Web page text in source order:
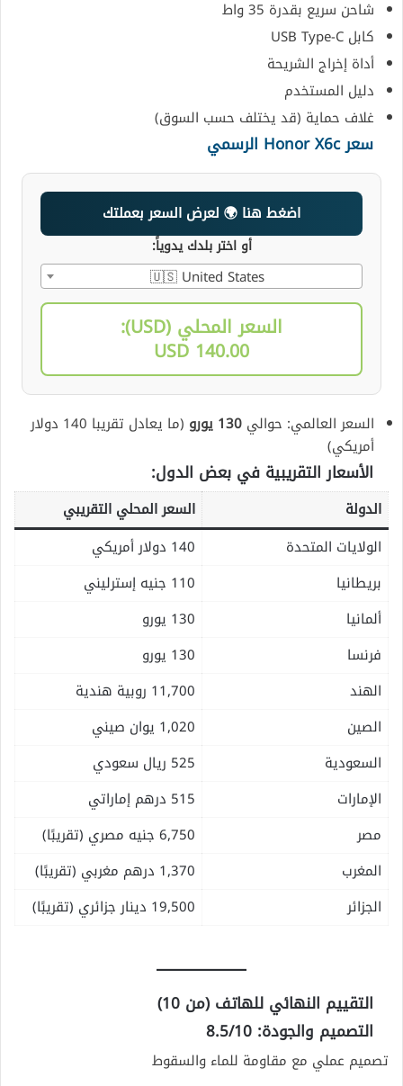
شاحن سريع بقدرة 35 واط
كابل USB Type-C
أداة إخراج الشريحة
دليل المستخدم
غلاف حماية (قد يختلف حسب السوق)
سعر Honor X6c الرسمي
اضغط هنا 🌍 لعرض السعر بعملتك
أو اختر بلدك يدوياً:
🇺🇸 United States
السعر المحلي (USD):
140.00 USD
السعر العالمي: حوالي130 يورو
(ما يعادل تقريبا 140 دولار
أمريكي)
الأسعار التقريبية في بعض الدول:
الدولة
السعر المحلي التقريبي
الولايات المتحدة
140 دولار أمريكي
بريطانيا
110 جنيه إسترليني
ألمانيا
130 يورو
فرنسا
130 يورو
الهند
11,700 روبية هندية
الصين
1,020 يوان صيني
السعودية
525 ريال سعودي
الإمارات
515 درهم إماراتي
مصر
6,750 جنيه مصري (تقريبًا)
المغرب
1,370 درهم مغربي (تقريبًا)
الجزائر
19,500 دينار جزائري (تقريبًا)
التقييم النهائي للهاتف (من 10)
التصميم والجودة: 8.5/10
تصميم عملي مع مقاومة للماء والسقوط